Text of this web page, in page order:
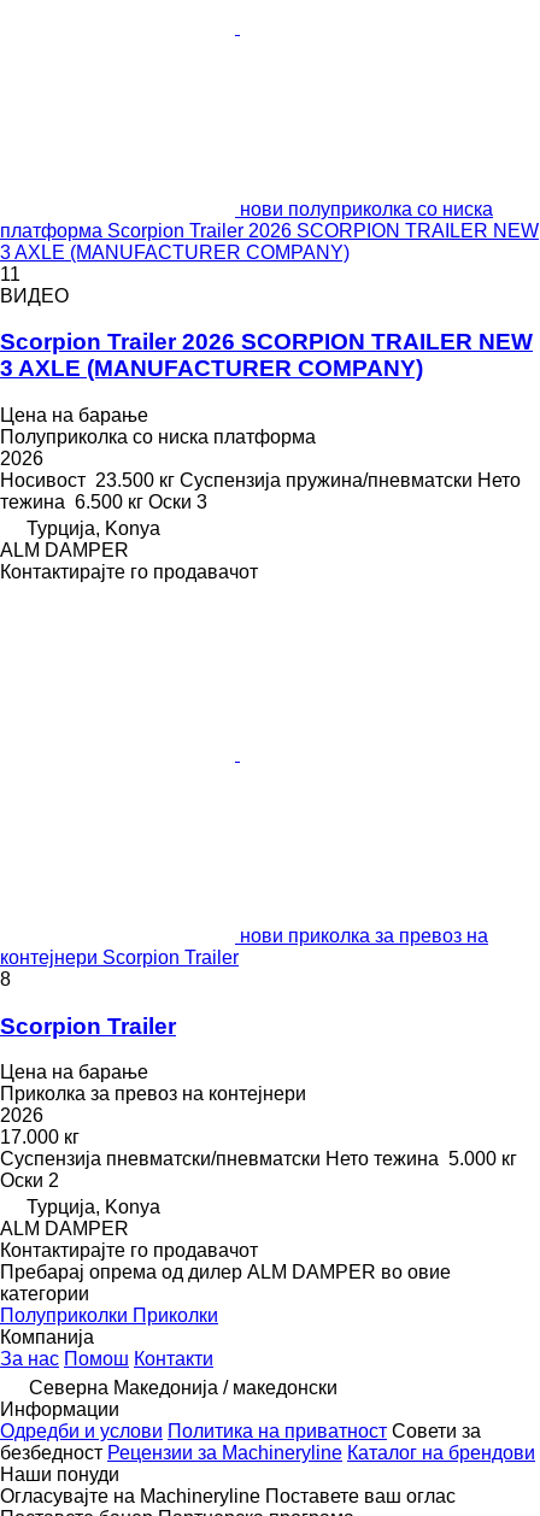
нови полуприколка со ниска
платформа Scorpion Trailer 2026 SCORPION TRAILER NEW
3 AXLE (MANUFACTURER COMPANY)
11
ВИДЕО
Scorpion Trailer 2026 SCORPION TRAILER NEW
3 AXLE (MANUFACTURER COMPANY)
Цена на барање
Полуприколка со ниска платформа
2026
Носивост 23.500 кг Суспензија пружина/пневматски Нето
тежина 6.500 кг Оски 3
Турција, Konya
ALM DAMPER
Контактирајте го продавачот
нови приколка за превоз на
контејнери Scorpion Trailer
8
Scorpion Trailer
Цена на барање
Приколка за превоз на контејнери
2026
17.000 кг
Суспензија пневматски/пневматски Нето тежина 5.000 кг
Оски 2
Турција, Konya
ALM DAMPER
Контактирајте го продавачот
Пребарај опрема од дилер ALM DAMPER во овие
категории
Полуприколки Приколки
Компанија
За нас Помош Контакти
Северна Македонија / македонски
Информации
Одредби и услови Политика на приватност Совети за
безбедност Рецензии за Machineryline Каталог на брендови
Наши понуди
Огласувајте на Machineryline Поставете ваш оглас